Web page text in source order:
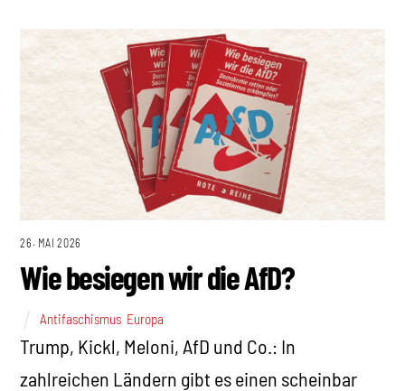
26. MAI 2026
Wie besiegen wir die AfD?
Antifaschismus Europa
Trump, Kickl, Meloni, AfD und Co.: In
zahlreichen Ländern gibt es einen scheinbar